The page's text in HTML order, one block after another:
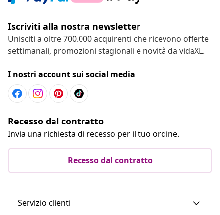
Iscriviti alla nostra newsletter
Unisciti a oltre 700.000 acquirenti che ricevono offerte
settimanali, promozioni stagionali e novità da vidaXL.
I nostri account sui social media
Recesso dal contratto
Invia una richiesta di recesso per il tuo ordine.
Recesso dal contratto
Servizio clienti